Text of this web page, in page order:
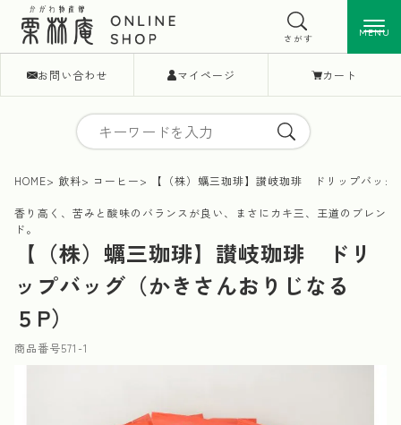
お問い合わせ マイページ カート
MENU
さがす MENU
HOME 飲料 コーヒー 【（株）蠣三珈琲】讃岐珈琲 ドリップバッ
香り高く、苦みと酸味のバランスが良い、まさにカキ三、王道のブレン
ド。
【（株）蠣三珈琲】讃岐珈琲 ドリ
ップバッグ（かきさんおりじなる
５P）
商品番号571-1